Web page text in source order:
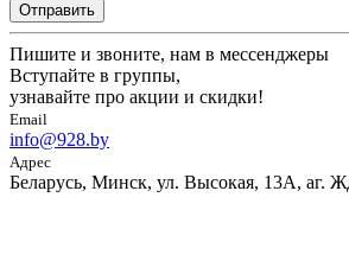
Отправить
Пишите и звоните, нам в мессенджеры
Вступайте в группы,
узнавайте про акции и скидки!
Email
info@928.by
Адрес
Беларусь, Минск, ул. Высокая, 13А, аг.